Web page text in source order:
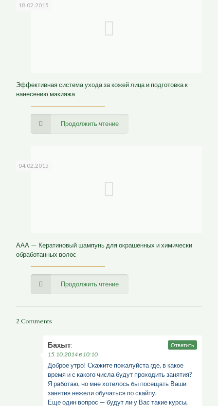
18.02.2015
Эффективная система ухода за кожей лица и подготовка к
нанесению макияжа
Продолжить чтение
04.02.2015
ААА — Кератиновый шампунь для окрашенных и химически
обработанных волос
Продолжить чтение
2 Comments
Бахыт:
15.10.2014 в 10:10
Доброе утро! Скажите пожалуйста где, в какое
время и с какого числа будут проходить занятия?
Я работаю, но мне хотелось бы посещать Ваши
занятия нежели обучаться по скайпу.
Еще один вопрос — будут ли у Вас такие курсы,
Ответить